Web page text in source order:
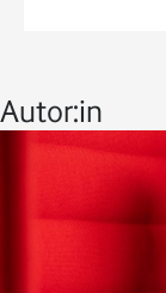
Autor:in